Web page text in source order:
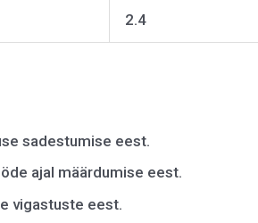
2.4
sadestumise eest.
ajal määrdumise eest.
vigastuste eest.